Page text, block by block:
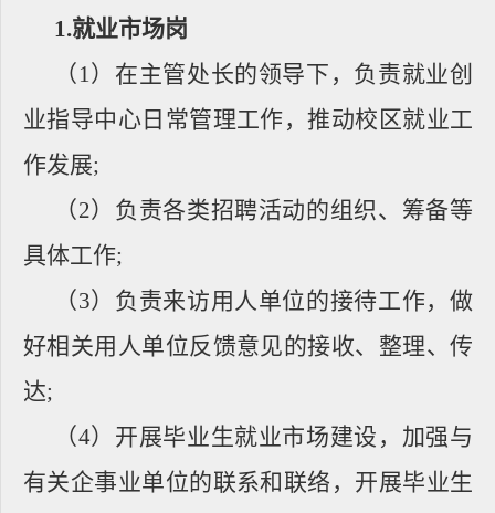
1.就业市场岗
（ 1）在主管处长的领导下，负责就业创
业指导中心日常管理工作，推动校区就业工
作发展;
（2）负责各类招聘活动的组织、筹备等
具体工作;
（3）负责来访用人单位的接待工作，做
好相关用人单位反馈意见的接收、整理、传
达;
（4）开展毕业生就业市场建设，加强与
有关企事业单位的联系和联络，开展毕业生